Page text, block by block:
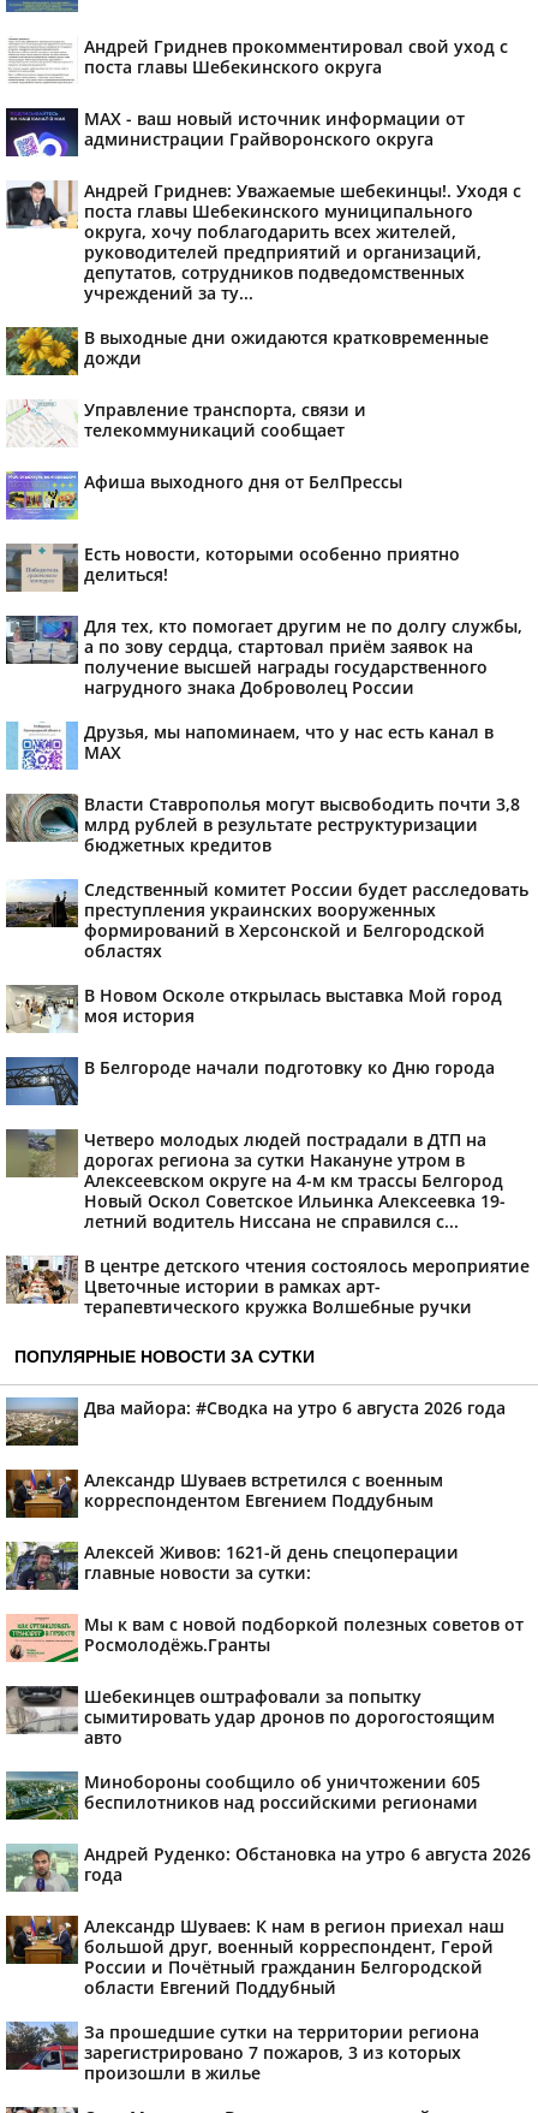
Андрей Гриднев прокомментировал свой уход с
поста главы Шебекинского округа
MAX - ваш новый источник информации от
администрации Грайворонского округа
Андрей Гриднев: Уважаемые шебекинцы!. Уходя с
поста главы Шебекинского муниципального
округа, хочу поблагодарить всех жителей,
руководителей предприятий и организаций,
депутатов, сотрудников подведомственных
учреждений за ту...
В выходные дни ожидаются кратковременные
дожди
Управление транспорта, связи и
телекоммуникаций сообщает
Афиша выходного дня от БелПрессы
Есть новости, которыми особенно приятно
делиться!
Для тех, кто помогает другим не по долгу службы,
а по зову сердца, стартовал приём заявок на
получение высшей награды государственного
нагрудного знака Доброволец России
Друзья, мы напоминаем, что у нас есть канал в
МАХ
Власти Ставрополья могут высвободить почти 3,8
млрд рублей в результате реструктуризации
бюджетных кредитов
Следственный комитет России будет расследовать
преступления украинских вооруженных
формирований в Херсонской и Белгородской
областях
В Новом Осколе открылась выставка Мой город
моя история
В Белгороде начали подготовку ко Дню города
Четверо молодых людей пострадали в ДТП на
дорогах региона за сутки Накануне утром в
Алексеевском округе на 4-м км трассы Белгород
Новый Оскол Советское Ильинка Алексеевка 19-
летний водитель Ниссана не справился с...
В центре детского чтения состоялось мероприятие
Цветочные истории в рамках арт-
терапевтического кружка Волшебные ручки
ПОПУЛЯРНЫЕ НОВОСТИ ЗА СУТКИ
Два майора: #Сводка на утро 6 августа 2026 года
Александр Шуваев встретился с военным
корреспондентом Евгением Поддубным
Алексей Живов: 1621-й день спецоперации
главные новости за сутки:
Мы к вам с новой подборкой полезных советов от
Росмолодёжь.Гранты
Шебекинцев оштрафовали за попытку
сымитировать удар дронов по дорогостоящим
авто
Минобороны сообщило об уничтожении 605
беспилотников над российскими регионами
Андрей Руденко: Обстановка на утро 6 августа 2026
года
Александр Шуваев: К нам в регион приехал наш
большой друг, военный корреспондент, Герой
России и Почётный гражданин Белгородской
области Евгений Поддубный
За прошедшие сутки на территории региона
зарегистрировано 7 пожаров, 3 из которых
произошли в жилье